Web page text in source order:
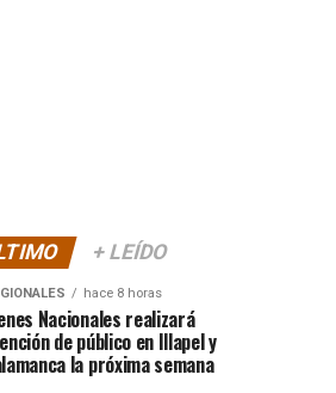
+ LEÍDO
hace 8 horas
Nacionales realizará
de público en Illapel y
la próxima semana